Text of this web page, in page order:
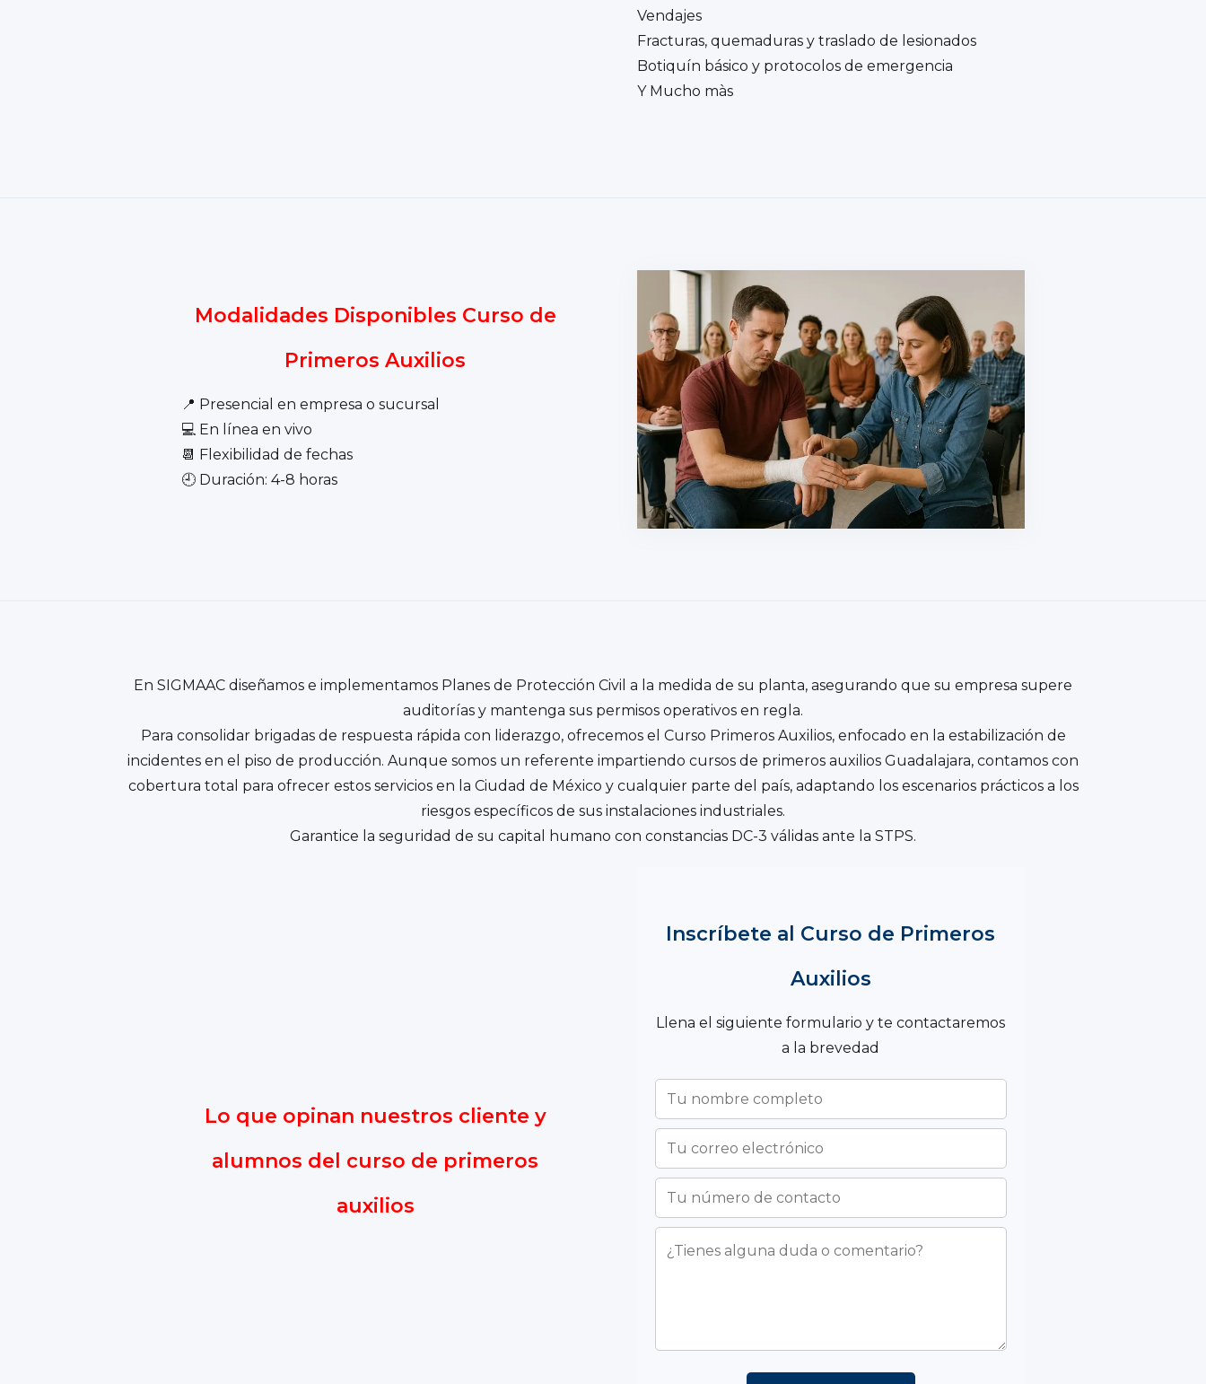
Vendajes
Fracturas, quemaduras y traslado de lesionados
Botiquín básico y protocolos de emergencia
Y Mucho màs
Modalidades Disponibles Curso de
Primeros Auxilios
📍 Presencial en empresa o sucursal
💻 En línea en vivo
📆 Flexibilidad de fechas
🕘 Duración: 4-8 horas
En SIGMAAC diseñamos e implementamos Planes de Protección Civil a la medida de su planta, asegurando que su empresa supere
auditorías y mantenga sus permisos operativos en regla.
Para consolidar brigadas de respuesta rápida con liderazgo, ofrecemos el Curso Primeros Auxilios, enfocado en la estabilización de
incidentes en el piso de producción. Aunque somos un referente impartiendo cursos de primeros auxilios Guadalajara, contamos con
cobertura total para ofrecer estos servicios en la Ciudad de México y cualquier parte del país, adaptando los escenarios prácticos a los
riesgos específicos de sus instalaciones industriales.
Garantice la seguridad de su capital humano con constancias DC-3 válidas ante la STPS.
Lo que opinan nuestros cliente y
alumnos del curso de primeros
auxilios
Inscríbete al Curso de Primeros
Auxilios
Llena el siguiente formulario y te contactaremos
a la brevedad